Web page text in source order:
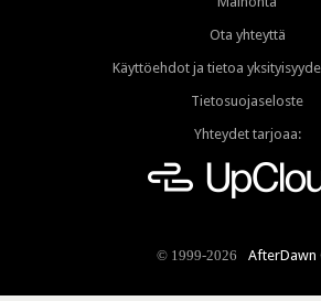
Ota yhteyttä
Käyttöehdot ja tietoa
Tietosuojaseloste
Yhteydet tarjoaa:
© 1999-2026 AfterDawn